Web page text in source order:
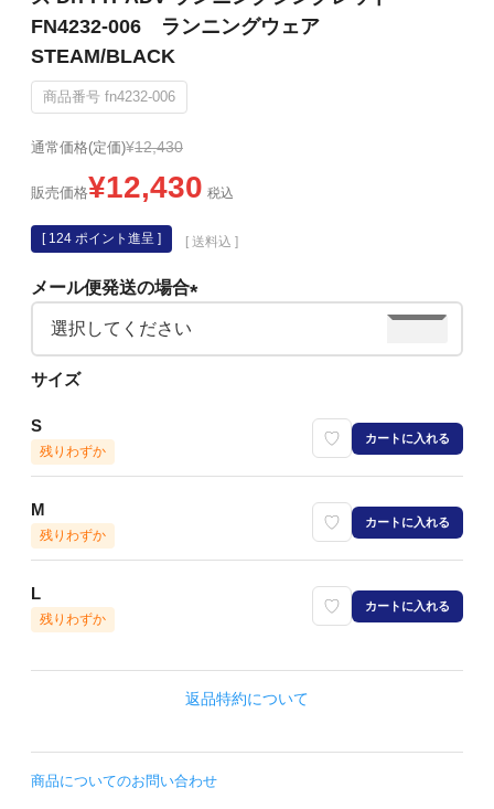
FN4232-006 ランニングウェア
STEAM/BLACK
商品番号 fn4232-006
通常価格(定価)¥12,430
販売価格¥12,430 税込
[ 124 ポイント進呈 ] 送料込
メール便発送の場合
須)
サイズ
S
残りわずか
カートに入れる
M
残りわずか
カートに入れる
L
残りわずか
カートに入れる
返品特約について
商品についてのお問い合わせ